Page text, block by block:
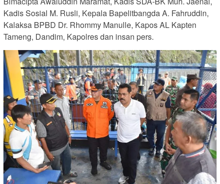
Kadis Sosial M. Rusli, Kepala Bapelitbangda A. Fahruddin,
Kalaksa BPBD Dr. Rhommy Manulle, Kapos AL Kapten
Tameng, Dandim, Kapolres dan insan pers.